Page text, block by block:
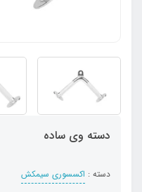
دسته وی ساده
دسته : اکسسوری سیمکش